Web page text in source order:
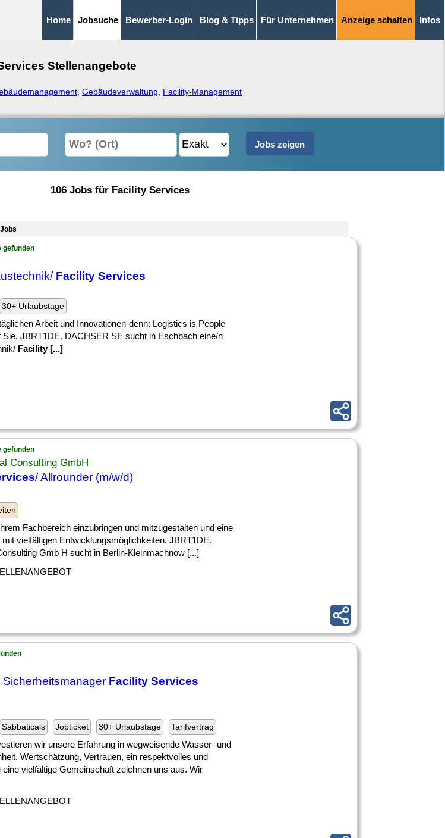
Home Jobsuche Bewerber-Login Blog & Tipps Für Unternehmen Anzeige schalten Infos
Stellenangebote
Gebäudeverwaltung Facility-Management
106 Jobs für Facility Services
gefunden
Facility Services
30+ Urlaubstage
Arbeit und Innovationen-denn: Logistics is People
JBRT1DE. DACHSER SE sucht in Eschbach eine/n
Facility [...]
gefunden
Consulting GmbH
/ Allrounder (m/w/d)
Fachbereich einzubringen und mitzugestalten und eine
vielfältigen Entwicklungsmöglichkeiten. JBRT1DE.
Gmb H sucht in Berlin-Kleinmachnow [...]
Facility Services
Sabbaticals Jobticket 30+ Urlaubstage Tarifvertrag
wir unsere Erfahrung in wegweisende Wasser- und
Wertschätzung, Vertrauen, ein respektvolles und
vielfältige Gemeinschaft zeichnen uns aus. Wir